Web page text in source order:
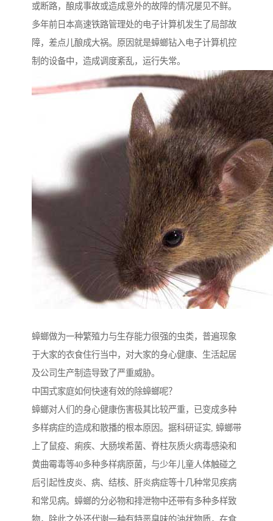
或断路，酿成事故或造成意外的故障的情况屡见不鲜。
多年前日本高速铁路管理处的电子计算机发生了局部故
障，差点儿酿成大祸。原因就是蟑螂钻入电子计算机控
制的设备中，造成调度紊乱，运行失常。
蟑螂做为一种繁殖力与生存能力很强的虫类，普遍现象
于大家的衣食住行当中，对大家的身心健康、生活起居
及公司生产制造导致了严重威胁。
中国式家庭如何快速有效的除蟑螂呢？
蟑螂对人们的身心健康伤害极其比较严重，已变成多种
多样病症的造成和散播的根本原因。据科研证实, 蟑螂带
上了鼠疫、痢疾、大肠埃希菌、脊柱灰质火病毒感染和
黄曲霉毒等40多种多样病原菌，与少年儿童人体触碰之
后引起性皮炎、病、结核、肝炎病症等十几种常见疾病
和常见病。蟑螂的分必物和排泄物中还带有多种多样致